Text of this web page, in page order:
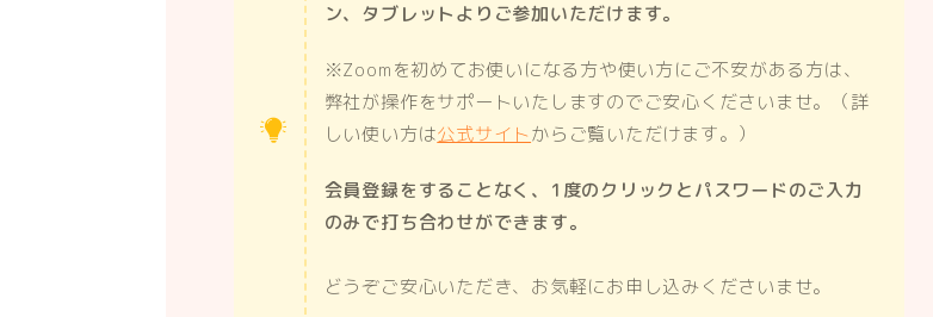
ン、タブレットよりご参加いただけます。
※Zoomを初めてお使いになる方や使い方にご不安がある方は、
弊社が操作をサポートいたしますのでご安心くださいませ。（詳
しい使い方は公式サイトからご覧いただけます。）
会員登録をすることなく、1度のクリックとパスワードのご入力
のみで打ち合わせができます。
どうぞご安心いただき、お気軽にお申し込みくださいませ。